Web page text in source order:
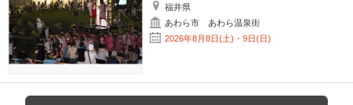
福井県
あわら市 あわら温泉街
2026年8月8日(土)・9日(日)